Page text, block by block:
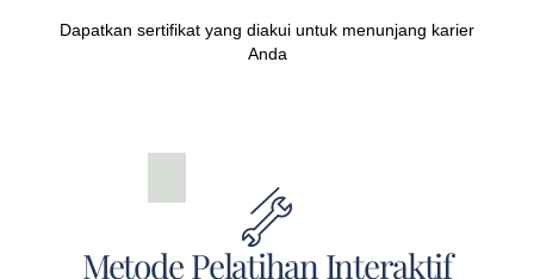
Dapatkan sertifikat yang diakui untuk menunjang karier
Anda
Metode Pelatihan Interaktif